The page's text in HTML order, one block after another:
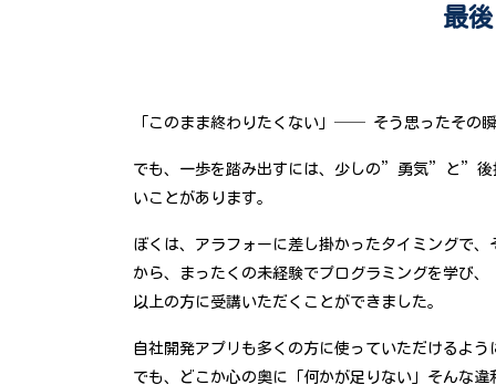
最
「このまま終わりたくない」── そう思ったその
でも、一歩を踏み出すには、少しの”勇気”と”後
いことがあります。
ぼくは、アラフォーに差し掛かったタイミングで
から、まったくの未経験でプログラミングを学び
以上の方に受講いただくことができました。
自社開発アプリも多くの方に使っていただける
でも、どこか心の奥に「何かが足りない」そんな